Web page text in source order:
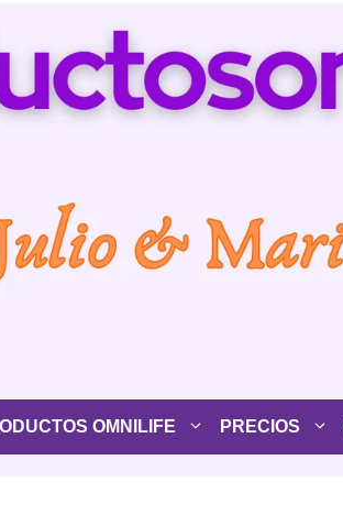
OMNILIFE PRECIOS